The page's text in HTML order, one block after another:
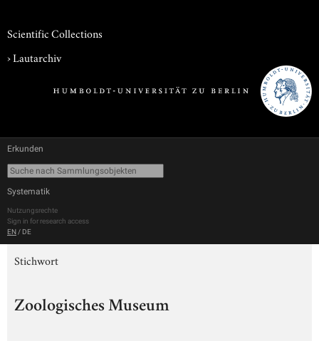
Scientific Collections
›Lautarchiv
Erkunden
Systematik
Nutzungsrechte
Sign in for research access
EN / DE
Stichwort
Zoologisches Museum